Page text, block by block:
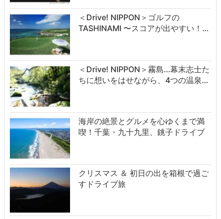
＜Drive! NIPPON＞ゴルフの
TASHINAMI 〜スコアが出やすい！…
＜Drive! NIPPON＞霧島…幕末志士た
ちに想いをはせながら、4つの温泉…
海岸の絶景とグルメを心ゆくまで満
喫！千葉・九十九里、銚子ドライブ
クリスマス ＆ 初日の出を箱根で過ご
すドライブ旅